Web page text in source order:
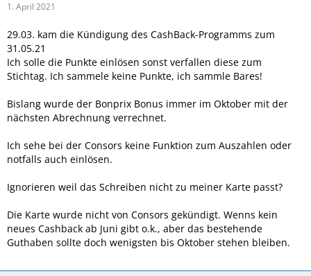
1. April 2021
29.03. kam die Kündigung des CashBack-Programms zum
31.05.21
Ich solle die Punkte einlösen sonst verfallen diese zum
Stichtag. Ich sammele keine Punkte, ich sammle Bares!
Bislang wurde der Bonprix Bonus immer im Oktober mit der
nächsten Abrechnung verrechnet.
Ich sehe bei der Consors keine Funktion zum Auszahlen oder
notfalls auch einlösen.
Ignorieren weil das Schreiben nicht zu meiner Karte passt?
Die Karte wurde nicht von Consors gekündigt. Wenns kein
neues Cashback ab Juni gibt o.k., aber das bestehende
Guthaben sollte doch wenigsten bis Oktober stehen bleiben.